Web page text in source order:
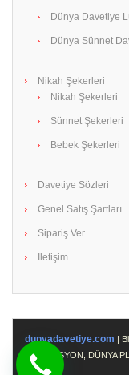
Dünya Davetiye
Dünya Sünnet
Nikah Şekerleri
Nikah Şekerleri
Sünnet Şekerleri
Bebek Şekerleri
Davetiye Sözleri
Genel Satış Şartları
Sipariş Ver
İletişim
dunyadavetiye.com |
PROMOSYON, DÜNYA